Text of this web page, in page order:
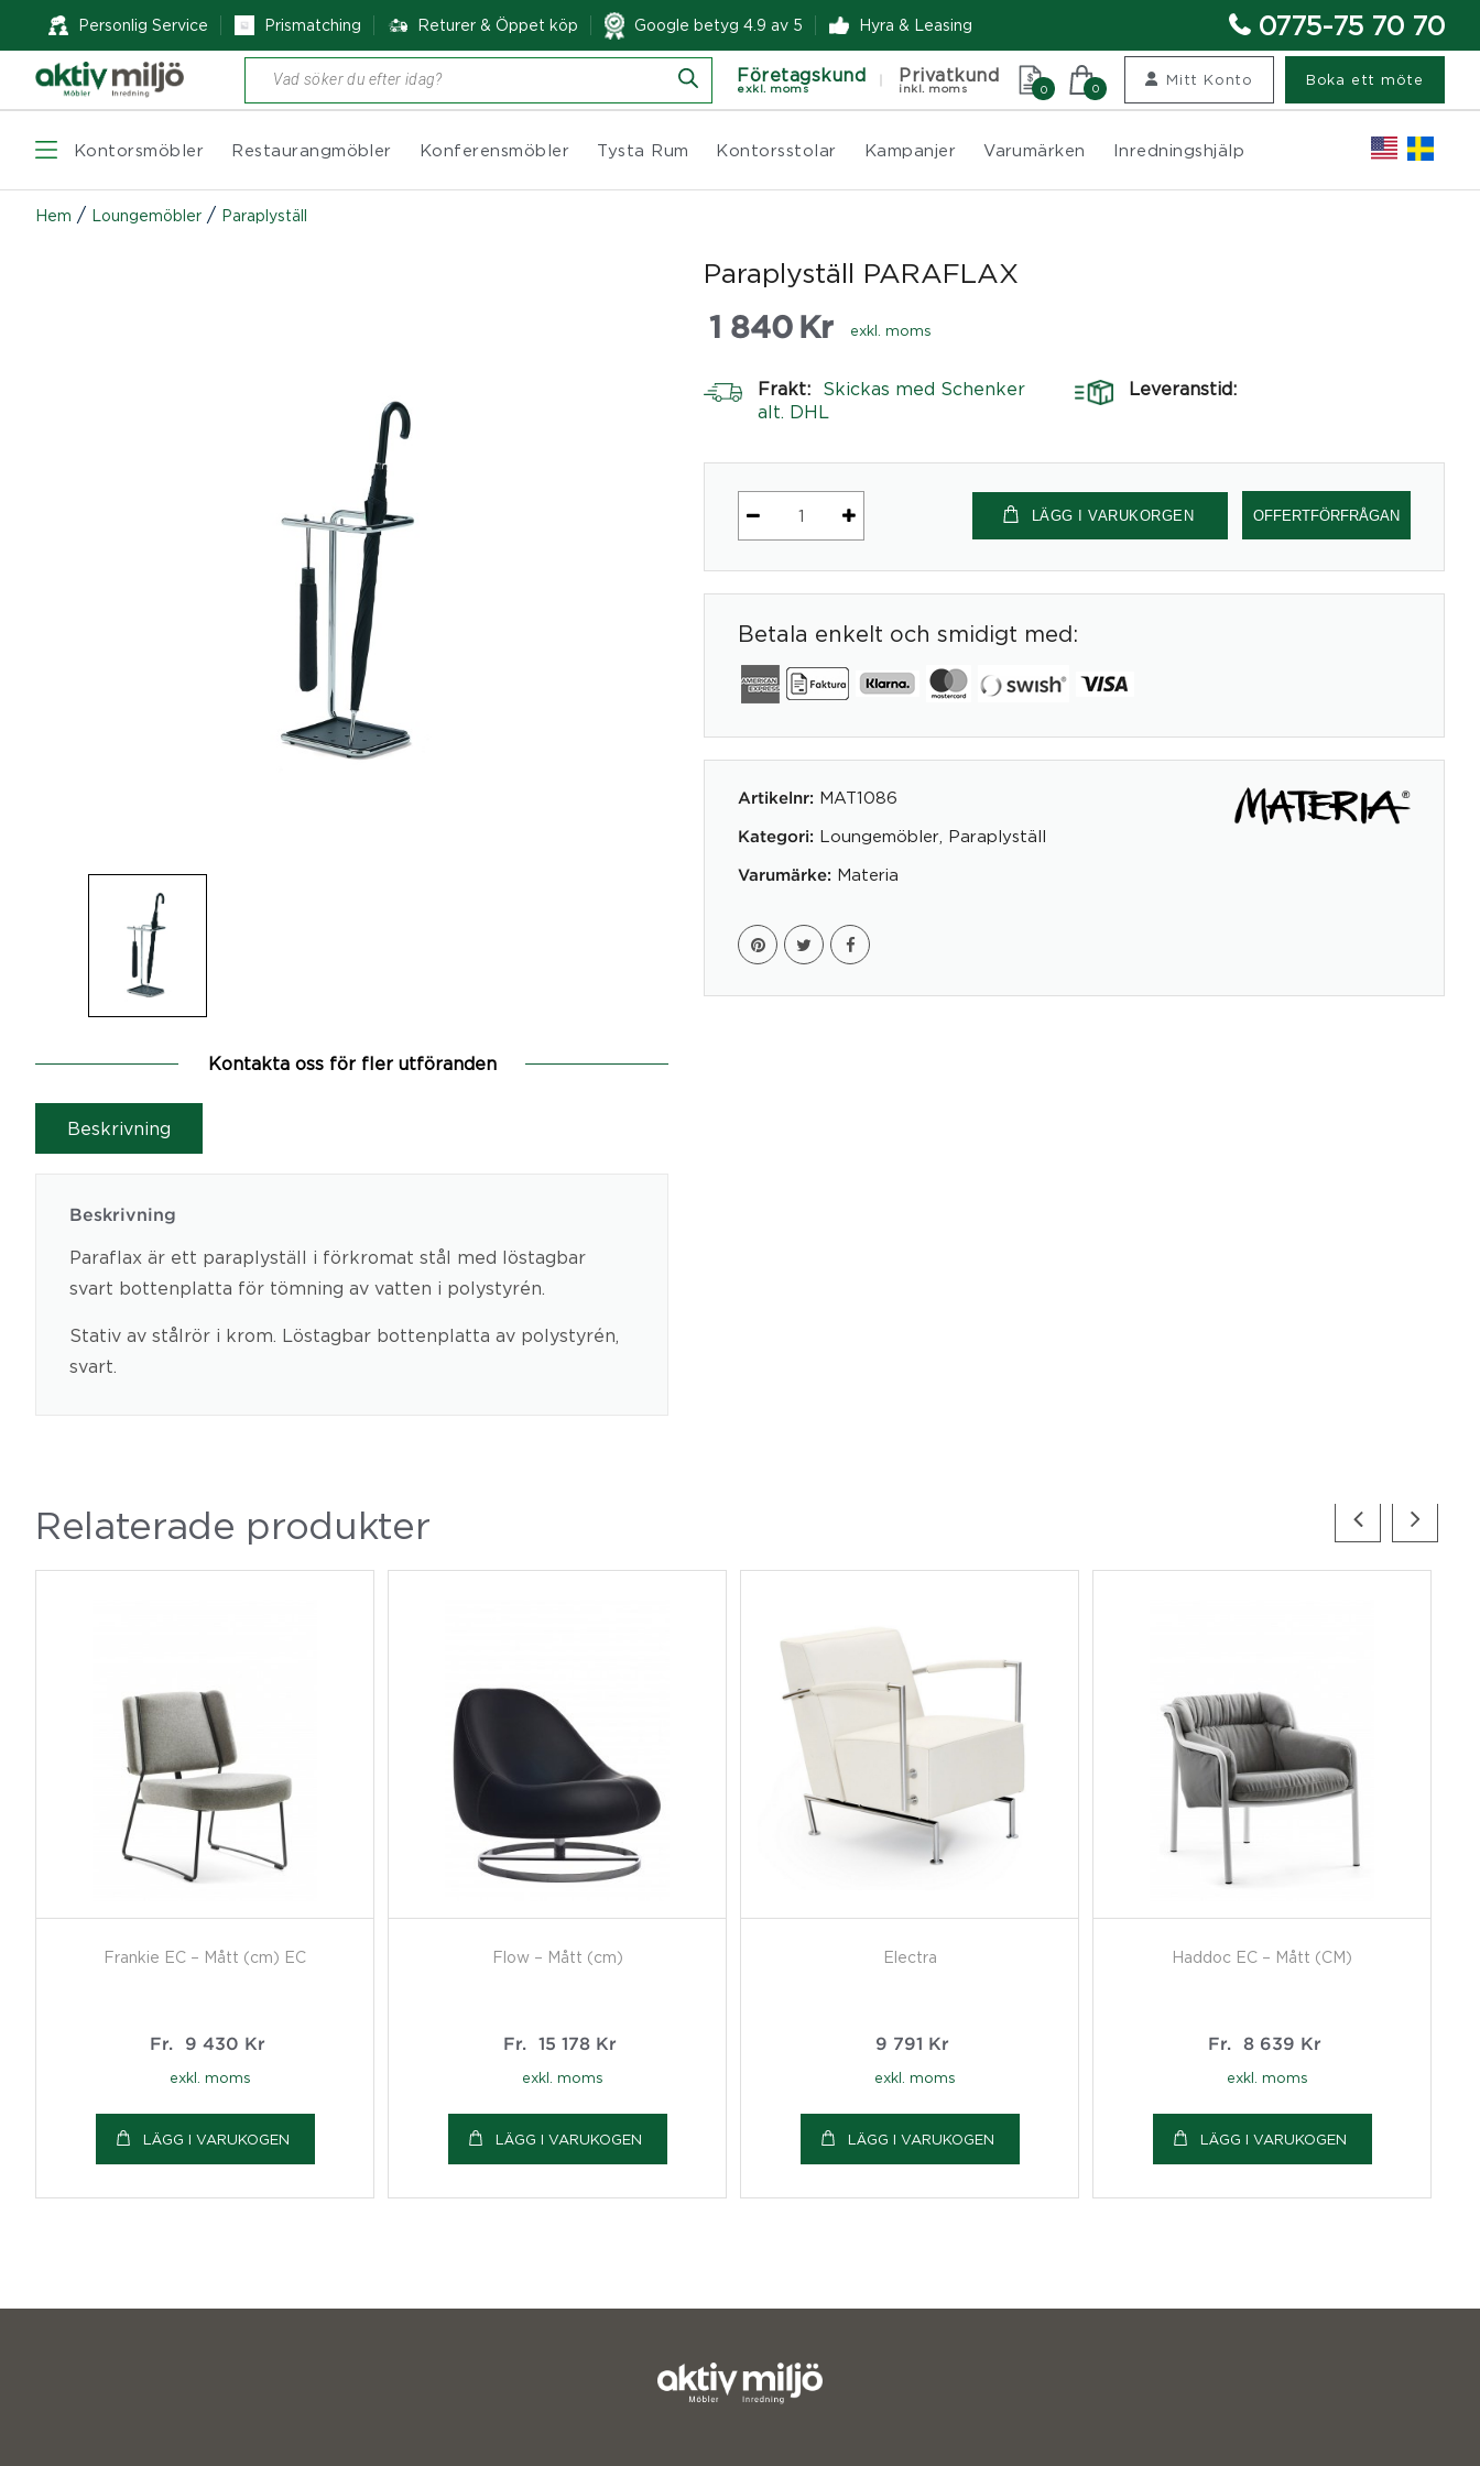
Personlig Service Prismatching Returer & Öppet köp Google betyg 4.9 av 5 Hyra & Leasing 0775-75 70 70
Produktsökning Företagskund
exkl. moms
Privatkund
inkl. moms 0 0
Mitt Konto Boka ett möte
Kontorsmöbler Restaurangmöbler Konferensmöbler Tysta Rum Kontorsstolar Kampanjer Varumärken Inredningshjälp
Hem / Loungemöbler / Paraplyställ
Kontakta oss för fler utföranden
Beskrivning
Beskrivning
Paraflax är ett paraplyställ i förkromat stål med löstagbar
svart bottenplatta för tömning av vatten i polystyrén.
Stativ av stålrör i krom. Löstagbar bottenplatta av polystyrén,
svart.
Paraplyställ PARAFLAX
1 840 Kr exkl. moms
Frakt:
Skickas med Schenker
alt. DHL
Leveranstid:
Paraplyställ
LÄGG I VARUKORGEN OFFERTFÖRFRÅGAN
Betala enkelt och smidigt med:
Artikelnr: MAT1086
Kategori: Loungemöbler Paraplyställ
Varumärke: Materia
Relaterade produkter
Frankie EC – Mått (cm) EC
Fr. 9 430 Kr
exkl. moms
LÄGG I VARUKOGEN
Flow – Mått (cm)
Fr. 15 178 Kr
exkl. moms
LÄGG I VARUKOGEN
Electra
9 791 Kr
exkl. moms
LÄGG I VARUKOGEN
Haddoc EC – Mått (CM)
Fr. 8 639 Kr
exkl. moms
LÄGG I VARUKOGEN